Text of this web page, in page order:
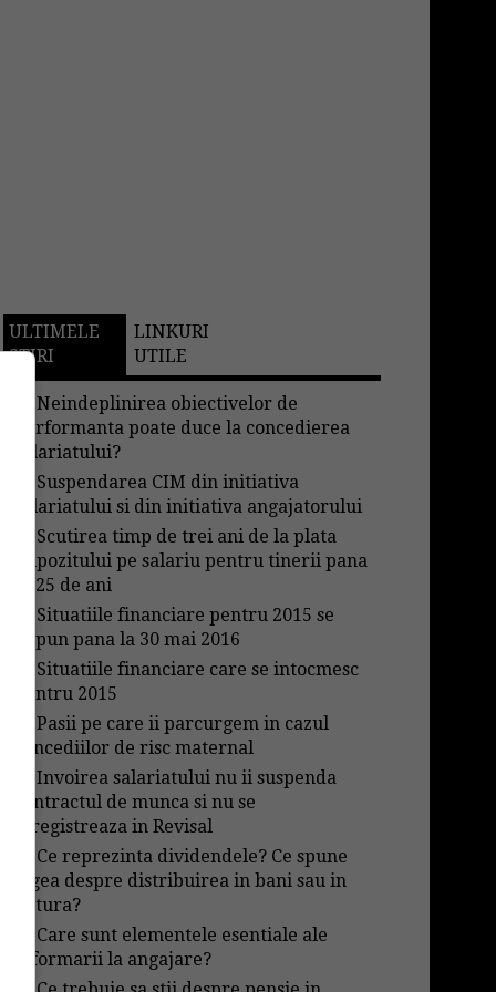
ULTIMELE
STIRI
LINKURI
UTILE
→Neindeplinirea obiectivelor de
performanta poate duce la concedierea
salariatului?
Suspendarea CIM din initiativa
salariatului si din initiativa angajatorului
Scutirea timp de trei ani de la plata
impozitului pe salariu pentru tinerii pana
in 25 de ani
Situatiile financiare pentru 2015 se
depun pana la 30 mai 2016
Situatiile financiare care se intocmesc
pentru 2015
→Pasii pe care ii parcurgem in cazul
concediilor de risc maternal
→Invoirea salariatului nu ii suspenda
contractul de munca si nu se
inregistreaza in Revisal
Ce reprezinta dividendele? Ce spune
legea despre distribuirea in bani sau in
natura?
Care sunt elementele esentiale ale
informarii la angajare?